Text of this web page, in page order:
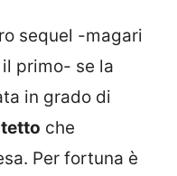
sequel -magari
primo- se la
in grado di
che
Per fortuna è